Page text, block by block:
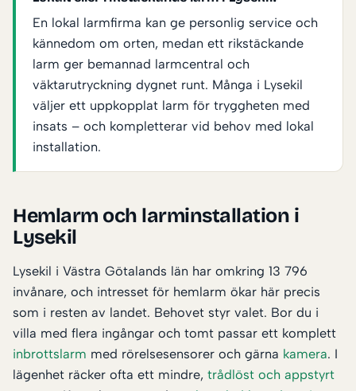
En lokal larmfirma kan ge personlig service och
kännedom om orten, medan ett rikstäckande
larm ger bemannad larmcentral och
väktarutryckning dygnet runt. Många i Lysekil
väljer ett uppkopplat larm för tryggheten med
insats – och kompletterar vid behov med lokal
installation.
Hemlarm och larminstallation i
Lysekil
Lysekil i Västra Götalands län har omkring 13 796
invånare, och intresset för hemlarm ökar här precis
som i resten av landet. Behovet styr valet. Bor du i
villa med flera ingångar och tomt passar ett komplett
inbrottslarm med rörelsesensorer och gärna kamera. I
lägenhet räcker ofta ett mindre, trådlöst och appstyrt